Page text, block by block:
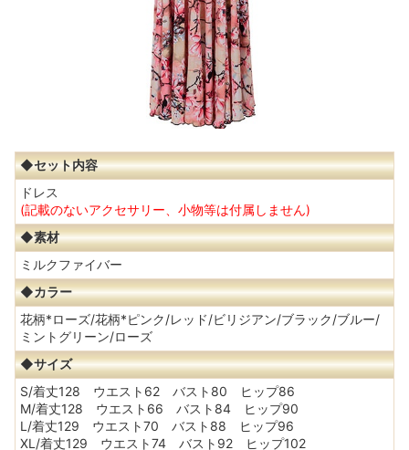
◆セット内容
ドレス
(記載のないアクセサリー、小物等は付属しません)
◆素材
ミルクファイバー
◆カラー
花柄*ローズ/花柄*ピンク/レッド/ビリジアン/ブラック/ブルー/
ミントグリーン/ローズ
◆サイズ
S/着丈128 ウエスト62 バスト80 ヒップ86
M/着丈128 ウエスト66 バスト84 ヒップ90
L/着丈129 ウエスト70 バスト88 ヒップ96
XL/着丈129 ウエスト74 バスト92 ヒップ102